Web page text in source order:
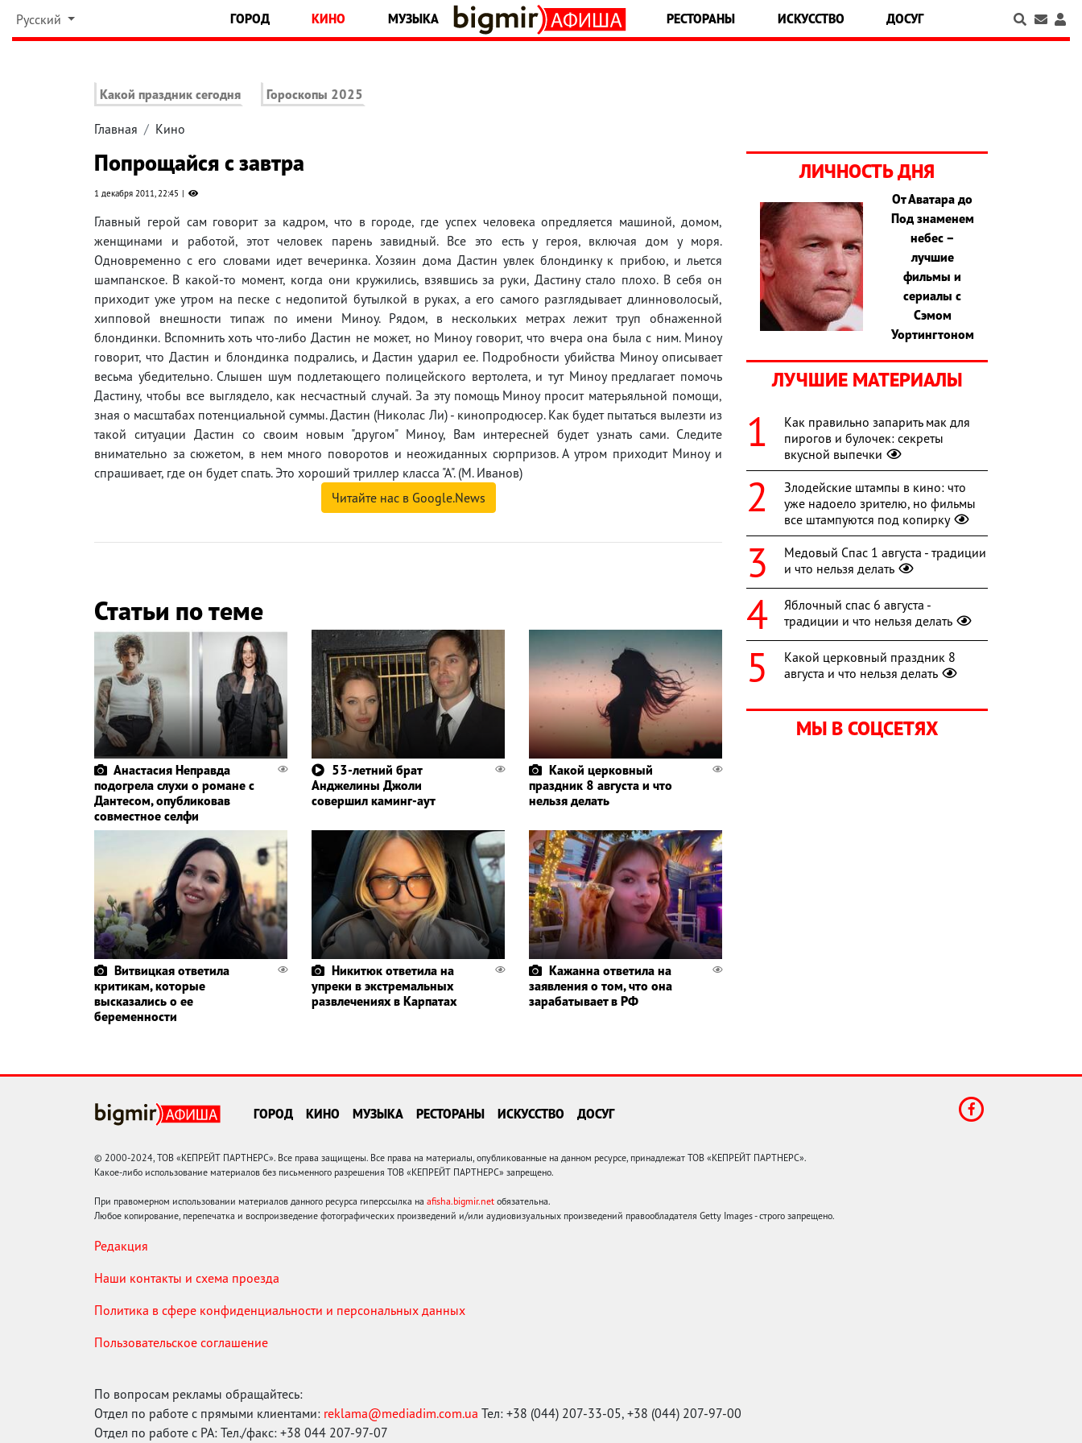
Русский ГОРОД КИНО МУЗЫКА РЕСТОРАНЫ ИСКУССТВО ДОСУГ
Какой праздник сегодня Гороскопы 2025
Главная Кино
Попрощайся с завтра
1 декабря 2011, 22:45
Главный герой сам говорит за кадром, что в городе, где успех человека опредляется машиной, домом,
женщинами и работой, этот человек парень завидный. Все это есть у героя, включая дом у моря.
Одновременно с его словами идет вечеринка. Хозяин дома Дастин увлек блондинку к прибою, и льется
шампанское. В какой-то момент, когда они кружились, взявшись за руки, Дастину стало плохо. В себя он
приходит уже утром на песке с недопитой бутылкой в руках, а его самого разглядывает длинноволосый,
хипповой внешности типаж по имени Миноу. Рядом, в нескольких метрах лежит труп обнаженной
блондинки. Вспомнить хоть что-либо Дастин не может, но Миноу говорит, что вчера она была с ним. Миноу
говорит, что Дастин и блондинка подрались, и Дастин ударил ее. Подробности убийства Миноу описывает
весьма убедительно. Слышен шум подлетающего полицейского вертолета, и тут Миноу предлагает помочь
Дастину, чтобы все выглядело, как несчастный случай. За эту помощь Миноу просит матерьяльной помощи,
зная о масштабах потенциальной суммы. Дастин (Николас Ли) - кинопродюсер. Как будет пытаться вылезти из
такой ситуации Дастин со своим новым "другом" Миноу, Вам интересней будет узнать сами. Следите
внимательно за сюжетом, в нем много поворотов и неожиданных сюрпризов. А утром приходит Миноу и
спрашивает, где он будет спать. Это хороший триллер класса "А". (М. Иванов)
Читайте нас в Google.News
Статьи по теме
Анастасия Неправда
подогрела слухи о романе с
Дантесом, опубликовав
совместное селфи
53-летний брат
Анджелины Джоли
совершил каминг-аут
Какой церковный
праздник 8 августа и что
нельзя делать
Витвицкая ответила
критикам, которые
высказались о ее
беременности
Никитюк ответила на
упреки в экстремальных
развлечениях в Карпатах
Кажанна ответила на
заявления о том, что она
зарабатывает в РФ
ЛИЧНОСТЬ ДНЯ
От Аватара до
Под знаменем
небес –
лучшие
фильмы и
сериалы с
Сэмом
Уортингтоном
ЛУЧШИЕ МАТЕРИАЛЫ
Как правильно запарить мак для
пирогов и булочек: секреты
вкусной выпечки
Злодейские штампы в кино: что
уже надоело зрителю, но фильмы
все штампуются под копирку
Медовый Спас 1 августа - традиции
и что нельзя делать
Яблочный спас 6 августа -
традиции и что нельзя делать
Какой церковный праздник 8
августа и что нельзя делать
МЫ В СОЦСЕТЯХ
ГОРОД КИНО МУЗЫКА РЕСТОРАНЫ ИСКУССТВО ДОСУГ
© 2000-2024, ТОВ «КЕПРЕЙТ ПАРТНЕРС». Все права защищены. Все права на материалы, опубликованные на данном ресурсе, принадлежат ТОВ «КЕПРЕЙТ ПАРТНЕРС».
Какое-либо использование материалов без письменного разрешения ТОВ «КЕПРЕЙТ ПАРТНЕРС» запрещено.
При правомерном использовании материалов данного ресурса гиперссылка на afisha.bigmir.net обязательна.
Любое копирование, перепечатка и воспроизведение фотографических произведений и/или аудиовизуальных произведений правообладателя Getty Images - строго запрещено.
Редакция
Наши контакты и схема проезда
Политика в сфере конфиденциальности и персональных данных
Пользовательское соглашение
По вопросам рекламы обращайтесь:
Отдел по работе с прямыми клиентами: reklama@mediadim.com.ua Тел: +38 (044) 207-33-05, +38 (044) 207-97-00
Отдел по работе с РА: Тел./факс: +38 044 207-97-07